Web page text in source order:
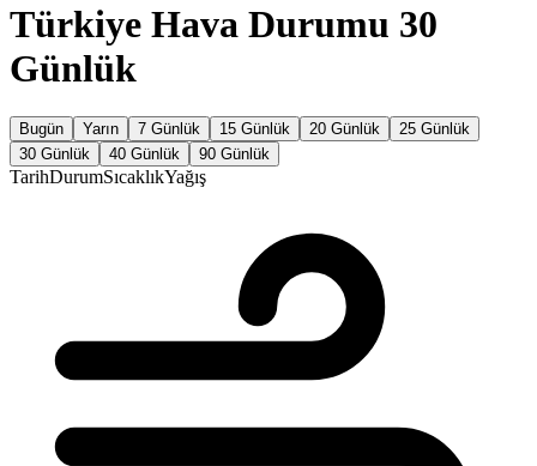
Türkiye Hava Durumu 30
Günlük
Bugün Yarın 7 Günlük 15 Günlük 20 Günlük
25 Günlük
30 Günlük
40 Günlük 90 Günlük
TarihDurumSıcaklıkYağış